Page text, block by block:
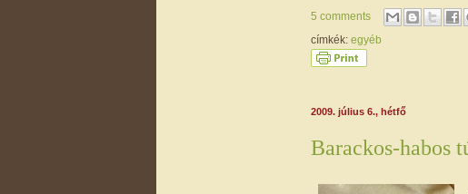
5 comments
címkék: egyéb
2009. július 6., hétfő
Barackos-habos